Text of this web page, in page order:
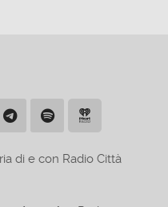
di e con Radio Città